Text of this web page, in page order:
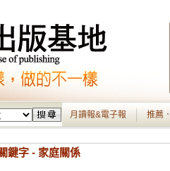
月讀報&電子報 推薦
鍵字 - 家庭關係